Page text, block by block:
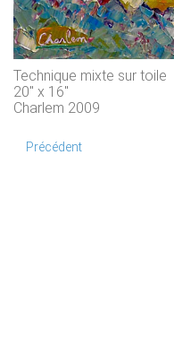
Technique mixte sur toile
20" x 16"
Charlem 2009
Précédent